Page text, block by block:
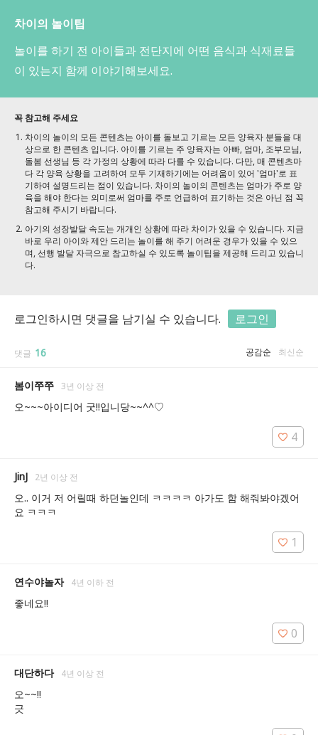
차이의 놀이팁
놀이를 하기 전 아이들과 전단지에 어떤 음식과 식재료들
이 있는지 함께 이야기해보세요.
꼭 참고해 주세요
차이의 놀이의 모든 콘텐츠는 아이를 돌보고 기르는 모든 양육자 분들을 대
상으로 한 콘텐츠 입니다. 아이를 기르는 주 양육자는 아빠, 엄마, 조부모님,
돌봄 선생님 등 각 가정의 상황에 따라 다를 수 있습니다. 다만, 매 콘텐츠마
다 각 양육 상황을 고려하여 모두 기재하기에는 어려움이 있어 '엄마'로 표
기하여 설명드리는 점이 있습니다. 차이의 놀이의 콘텐츠는 엄마가 주로 양
육을 해야 한다는 의미로써 엄마를 주로 언급하여 표기하는 것은 아닌 점 꼭
참고해 주시기 바랍니다.
아기의 성장발달 속도는 개개인 상황에 따라 차이가 있을 수 있습니다. 지금
바로 우리 아이와 제안 드리는 놀이를 해 주기 어려운 경우가 있을 수 있으
며, 선행 발달 자극으로 참고하실 수 있도록 놀이팁을 제공해 드리고 있습니
다.
로그인하시면 댓글을 남기실 수 있습니다. 로그인
댓글 16 공감순 최신순
봄이쭈쭈 3년 이상 전
오~~~아이디어 굿!!입니당~~^^♡
4
JinJ 2년 이상 전
오.. 이거 저 어릴때 하던놀인데 ㅋㅋㅋㅋ 아가도 함 해줘봐야겠어
요 ㅋㅋㅋ
1
연수야놀자 4년 이하 전
좋네요!!
0
대단하다 4년 이상 전
오~~!!
긋